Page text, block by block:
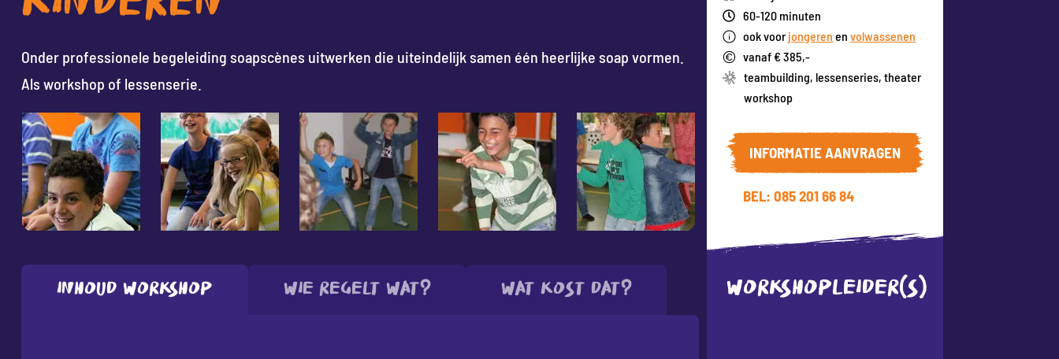
Onder professionele begeleiding soapscènes uitwerken die uiteindelijk samen één heerlijke soap vormen.
Als workshop of lessenserie.
Inhoud workshop Wie regelt wat? Wat kost dat?
60-120 minuten
ook voorjongeren envolwassenen
vanaf € 385,-
teambuilding, lessenseries, theater
workshop
INFORMATIE AANVRAGEN
BEL: 085 201 66 84
WORKSHOPLEIDER(S)